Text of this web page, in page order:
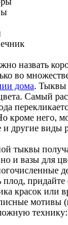
назвать
во
дома. Тыквы
Самый
кроме него,
другие виды
тыквы
и вазы для
плод,
красок или
мотивы